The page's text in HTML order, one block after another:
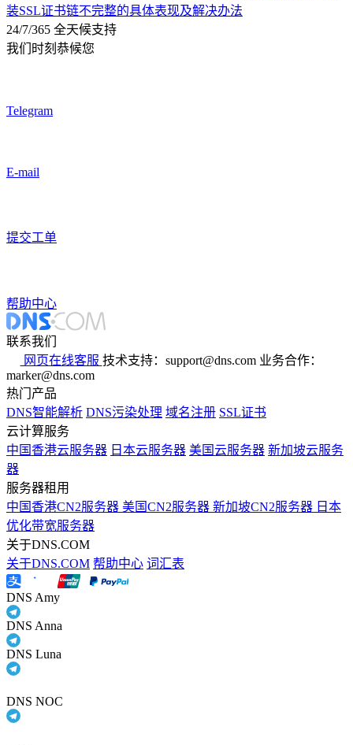
装SSL证书链不完整的具体表现及解决办法
24/7/365 全天候支持
我们时刻恭候您
Telegram
E-mail
提交工单
帮助中心
联系我们
网页在线客服 技术支持：support@dns.com 业务合作：
marker@dns.com
热门产品
DNS智能解析 DNS污染处理 域名注册 SSL证书
云计算服务
中国香港云服务器 日本云服务器 美国云服务器 新加坡云服务
器
服务器租用
中国香港CN2服务器 美国CN2服务器 新加坡CN2服务器 日本
优化带宽服务器
关于DNS.COM
关于DNS.COM 帮助中心 词汇表
DNS Amy
DNS Anna
DNS Luna
DNS NOC